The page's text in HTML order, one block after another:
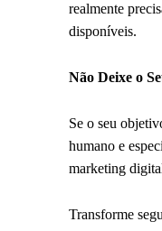
realmente
disponíveis.
Não Deixe o
Se o seu
humano e
marketing
Transforme